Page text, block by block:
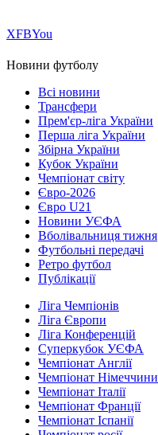
ХFBYou
Новини футболу
Всі новини
Трансфери
Прем'єр-ліга України
Перша ліга України
Збірна України
Кубок України
Чемпіонат світу
Євро-2026
Євро U21
Новини УЄФА
Вболівальниця тижня
Футбольні передачі
Ретро футбол
Публікації
Ліга Чемпіонів
Ліга Європи
Ліга Конференцій
Суперкубок УЄФА
Чемпіонат Англії
Чемпіонат Німеччини
Чемпіонат Італії
Чемпіонат Франції
Чемпіонат Іспанії